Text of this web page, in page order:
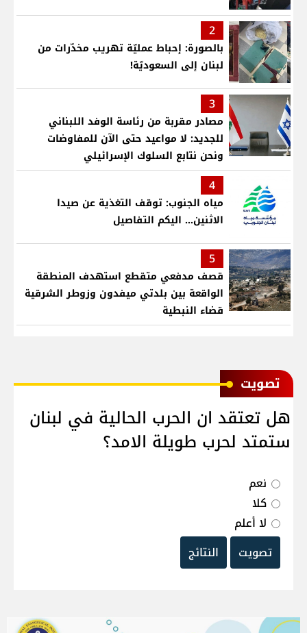
2
بالصورة: إحباط عمليّة تهريب مخدّرات من
لبنان إلى السعوديّة!
3
مصادر مقربة من رئاسة الوفد اللبناني
للجديد: لا مواعيد حتى الآن للمفاوضات
ونحن نتابع السلوك الإسرائيلي
4
مياه الجنوب: توقف التغذية عن صيدا
الاثنين... اليكم التفاصيل
5
قصف مدفعي متقطع استهدف المنطقة
الواقعة بين بلدتي ميفدون وزوطر الشرقية
قضاء النبطية
ﺗﺼﻮﻳﺖ
هل تعتقد ان الحرب الحالية في لبنان
ستمتد لحرب طويلة الامد؟
نعم
كلا
لا أعلم
تصويت
النتائج